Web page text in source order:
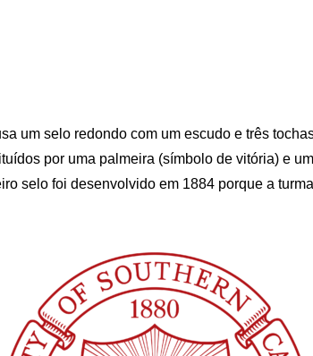
um selo redondo com um escudo e três
por uma palmeira (símbolo de vitória) e
selo foi desenvolvido em 1884 porque a